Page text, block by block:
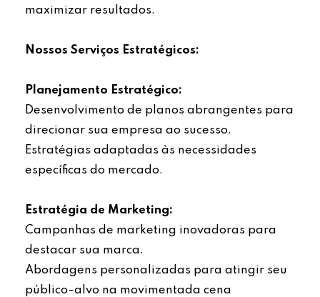
maximizar resultados.
Nossos Serviços Estratégicos:
Planejamento Estratégico:
Desenvolvimento de planos abrangentes para
direcionar sua empresa ao sucesso.
Estratégias adaptadas às necessidades
específicas do mercado.
Estratégia de Marketing:
Campanhas de marketing inovadoras para
destacar sua marca.
Abordagens personalizadas para atingir seu
público-alvo na movimentada cena